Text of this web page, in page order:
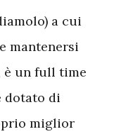
a cui
mantenersi
è un full time
dotato di
miglior